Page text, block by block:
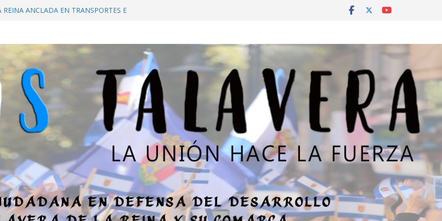
REINA ANCLADA EN TRANSPORTES E
PÚBLICA DE TALAVERA. «ES PARA
LA SITUACIÓN ES GRAVE»
ESTATUTO DE AUTONOMÍA: ¿SE
A TALAVERA DE LA REINA?